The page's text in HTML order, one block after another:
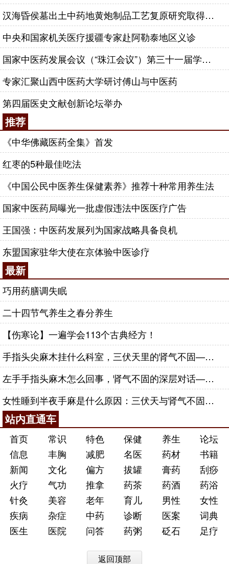
汉海昏侯墓出土中药地黄炮制品工艺复原研究取得突破进展
中央和国家机关医疗援疆专家赴阿勒泰地区义诊
国家中医药发展会议（“珠江会议”）第三十一届学术研讨会召开
专家汇聚山西中医药大学研讨傅山与中医药
第四届医史文献创新论坛举办
推荐
《中华佛藏医药全集》首发
红枣的5种最佳吃法
《中国公民中医养生保健素养》推荐十种常用养生法
国家中医药局曝光一批虚假违法中医医疗广告
王国强：中医药发展列为国家战略具备良机
东盟国家驻华大使在京体验中医诊疗
最新
巧用药膳调失眠
二十四节气养生之春分养生
【伤寒论】一遍学会113个古典经方！
手指头尖麻木挂什么科室，三伏天里的肾气不固——肾合jjn
左手手指头麻木怎么回事，肾气不固的深层对话——肾合jjn
女性睡到半夜手麻是什么原因：三伏天与肾气不固的深层对话
站内直通车
首页 常识 特色 保健 养生
论坛
信息
丰胸 减肥 名医 药材
书籍
新闻
文化 偏方 拔罐 膏药
刮痧
火疗
气功 推拿 药茶 药酒
药浴
针灸
美容 老年 育儿 男性
女性
疾病
杂症 中药 诊断 医案
词典
医生
医院 问答 药粥 砭石 足疗
返回顶部